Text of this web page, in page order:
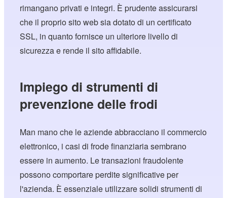
rimangano privati e integri. È prudente assicurarsi
che il proprio sito web sia dotato di un certificato
SSL, in quanto fornisce un ulteriore livello di
sicurezza e rende il sito affidabile.
Impiego di strumenti di
prevenzione delle frodi
Man mano che le aziende abbracciano il commercio
elettronico, i casi di frode finanziaria sembrano
essere in aumento. Le transazioni fraudolente
possono comportare perdite significative per
l'azienda. È essenziale utilizzare solidi strumenti di